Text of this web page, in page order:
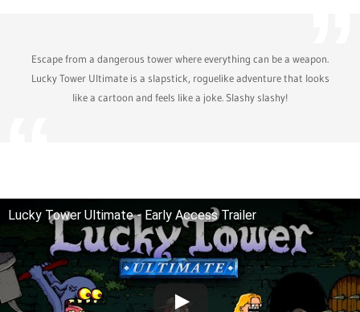
Escape from a dangerous tower where everything can be a weapon.
Lucky Tower Ultimate is a slapstick, roguelike adventure that looks
like a cartoon and feels like a joke. Slashy slashy!
Lucky Tower Ultimate - Early Access Trailer